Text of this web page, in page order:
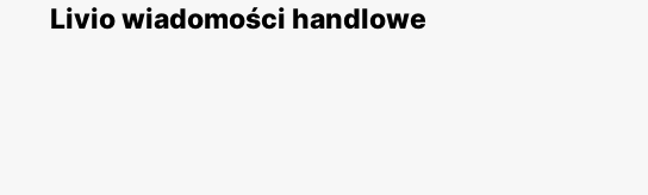
Livio wiadomości handlowe